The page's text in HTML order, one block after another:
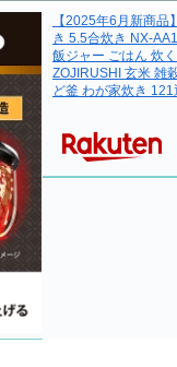
【2025年6月新商
き 5.5合炊き NX-
飯ジャー ごはん 炊
ZOJIRUSHI 玄米 雑
ど釜 わが家炊き 121